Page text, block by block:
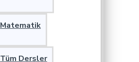
Matematik
Tüm Dersler